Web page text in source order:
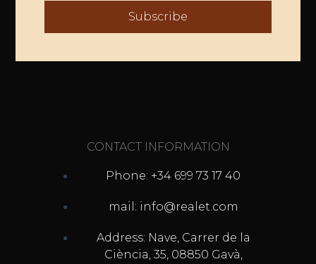
Subscribe
CONTACT INFORMATION
Phone: +34 699 73 17 40
mail: info@realet.com
Address: Nave, Carrer de la
Ciència, 35, 08850 Gavà,